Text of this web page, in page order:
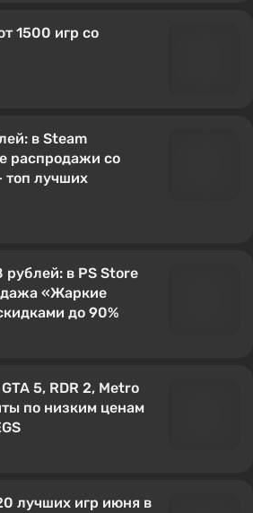
1500 игр со
в Steam
распродажи со
топ лучших
рублей: в PS Store
«Жаркие
до 90%
5, RDR 2, Metro
по низким ценам
лучших игр июня в